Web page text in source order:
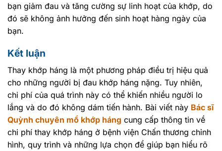
bạn giảm đau và tăng cường sự linh hoạt của khớp, do
đó sẽ không ảnh hưởng đến sinh hoạt hàng ngày của
bạn.
Kết luận
Thay khớp háng là một phương pháp điều trị hiệu quả
cho những người bị đau khớp háng nặng. Tuy nhiên,
chi phí của quá trình này có thể khiến nhiều người lo
lắng và do đó không dám tiến hành. Bài viết này Bác sĩ
Quỳnh chuyên mổ khớp háng cung cấp thông tin về
chi phí thay khớp háng ở bệnh viện Chấn thương chỉnh
hình, quy trình và những lựa chọn để giúp bạn hiểu rõ